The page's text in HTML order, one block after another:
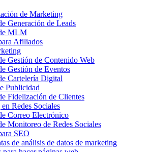
de Marketing
Generación de Leads
MLM
Afiliados
Gestión de Contenido Web
Gestión de Eventos
Cartelería Digital
Publicidad
Fidelización de Clientes
Redes Sociales
Correo Electrónico
Monitoreo de Redes Sociales
SEO
de análisis de datos de marketing